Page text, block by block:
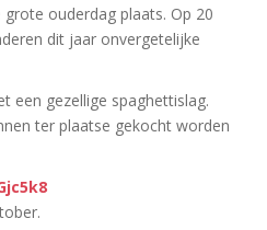
ouderdag plaats. Op 20
dit jaar onvergetelijke
een gezellige spaghettislag.
ter plaatse gekocht worden